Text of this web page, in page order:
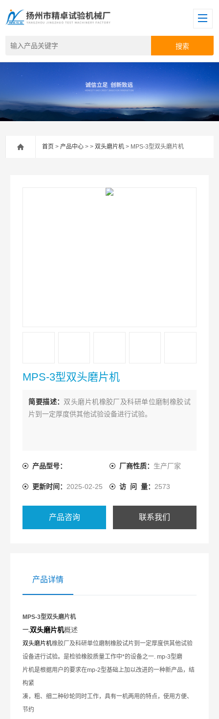
首页 >产品中心 > > 双头磨片机 > MPS-3型双头磨片机
MPS-3型双头磨片机
简要描述： 双头磨片机橡胶厂及科研单位磨制橡胶试
片到一定厚度供其他试验设备进行试验。
产品型号： 厂商性质： 生产厂家
更新时间： 2025-02-25 访 问 量： 2573
产品咨询 联系我们
产品详情
MPS-3型双头磨片机
一.双头磨片机概述
双头磨片机橡胶厂及科研单位磨制橡胶试片到一定厚度供其他试验
设备进行试验。是检验橡胶质量工作中*的设备之一. mp-3型磨
片机是根据用户的要求在mp-2型基础上加以改进的一种新产品，结
构紧
凑，粗、细二种砂轮同时工作，具有一机两用的特点，使用方便、
节约